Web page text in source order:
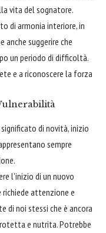
vita del sognatore.
di armonia interiore, in
suggerire che
un periodo di difficoltà.
e a riconoscere la forza
di novità, inizio
sempre
l'inizio di un nuovo
attenzione e
di noi stessi che è ancora
e nutrita. Potrebbe